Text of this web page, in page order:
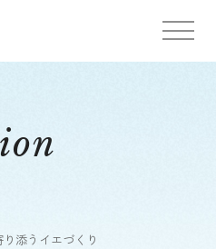
添うイエづくり